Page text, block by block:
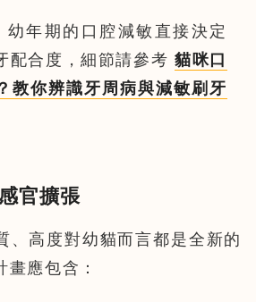
幼年期的口腔減敏直接決定
配合度，細節請參考貓咪口
教你辨識牙周病與減敏刷牙
官擴張
、高度對幼貓而言都是全新的
應包含：